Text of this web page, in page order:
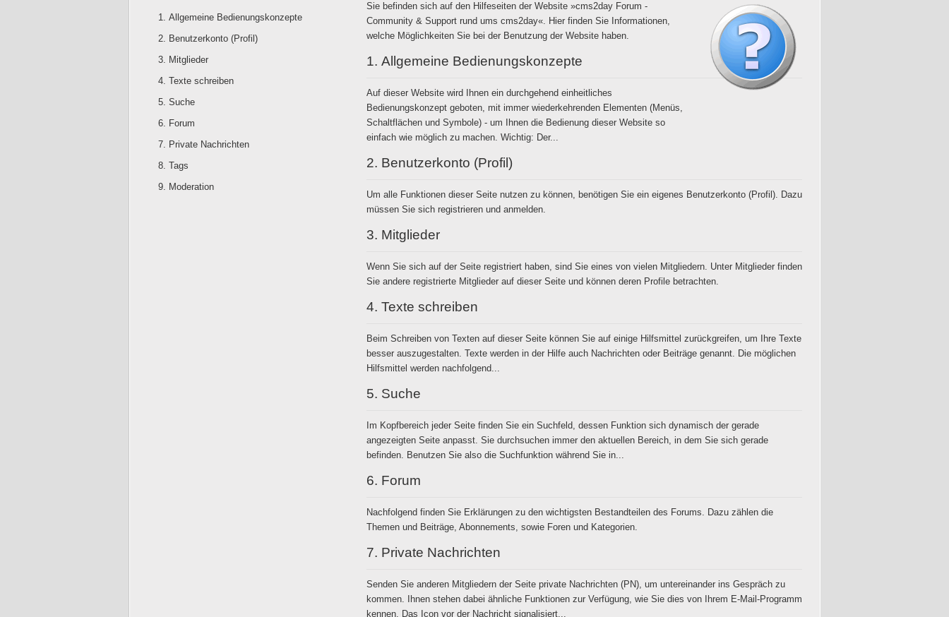
Allgemeine Bedienungskonzepte
Benutzerkonto (Profil)
Mitglieder
Texte schreiben
Suche
Forum
Private Nachrichten
Tags
Moderation
Sie befinden sich auf den Hilfeseiten der Website »cms2day Forum -
Community & Support rund ums cms2day«. Hier finden Sie Informationen,
welche Möglichkeiten Sie bei der Benutzung der Website haben.
1. Allgemeine Bedienungskonzepte
Auf dieser Website wird Ihnen ein durchgehend einheitliches
Bedienungskonzept geboten, mit immer wiederkehrenden Elementen (Menüs,
Schaltflächen und Symbole) - um Ihnen die Bedienung dieser Website so
einfach wie möglich zu machen. Wichtig: Der...
2. Benutzerkonto (Profil)
Um alle Funktionen dieser Seite nutzen zu können, benötigen Sie ein eigenes Benutzerkonto (Profil). Dazu
müssen Sie sich registrieren und anmelden.
3. Mitglieder
Wenn Sie sich auf der Seite registriert haben, sind Sie eines von vielen Mitgliedern. Unter Mitglieder finden
Sie andere registrierte Mitglieder auf dieser Seite und können deren Profile betrachten.
4. Texte schreiben
Beim Schreiben von Texten auf dieser Seite können Sie auf einige Hilfsmittel zurückgreifen, um Ihre Texte
besser auszugestalten. Texte werden in der Hilfe auch Nachrichten oder Beiträge genannt. Die möglichen
Hilfsmittel werden nachfolgend...
5. Suche
Im Kopfbereich jeder Seite finden Sie ein Suchfeld, dessen Funktion sich dynamisch der gerade
angezeigten Seite anpasst. Sie durchsuchen immer den aktuellen Bereich, in dem Sie sich gerade
befinden. Benutzen Sie also die Suchfunktion während Sie in...
6. Forum
Nachfolgend finden Sie Erklärungen zu den wichtigsten Bestandteilen des Forums. Dazu zählen die
Themen und Beiträge, Abonnements, sowie Foren und Kategorien.
7. Private Nachrichten
Senden Sie anderen Mitgliedern der Seite private Nachrichten (PN), um untereinander ins Gespräch zu
kommen. Ihnen stehen dabei ähnliche Funktionen zur Verfügung, wie Sie dies von Ihrem E-Mail-Programm
kennen. Das Icon vor der Nachricht signalisiert...